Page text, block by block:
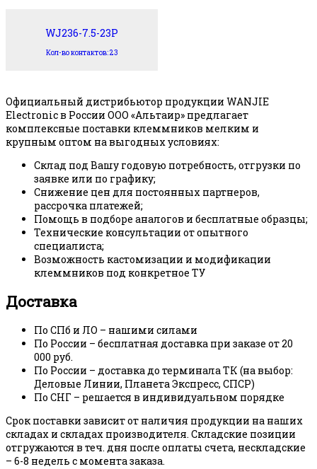
WJ236-7.5-23P
Кол-во контактов: 23
Официальный дистрибьютор продукции WANJIE
Electronic в России ООО «Альтаир» предлагает
комплексные поставки клеммников мелким и
крупным оптом на выгодных условиях:
Склад под Вашу годовую потребность, отгрузки по
заявке или по графику;
Снижение цен для постоянных партнеров,
рассрочка платежей;
Помощь в подборе аналогов и бесплатные образцы;
Технические консультации от опытного
специалиста;
Возможность кастомизации и модификации
клеммников под конкретное ТУ
Доставка
По СПб и ЛО – нашими силами
По России – бесплатная доставка при заказе от 20
000 руб.
По России – доставка до терминала ТК (на выбор:
Деловые Линии, Планета Экспресс, СПСР)
По СНГ – решается в индивидуальном порядке
Срок поставки зависит от наличия продукции на наших
складах и складах производителя. Складские позиции
отгружаются в теч. дня после оплаты счета, нескладские
– 6-8 недель с момента заказа.